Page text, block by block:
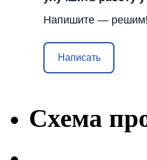
Напишите — решим!
Написать
Схема